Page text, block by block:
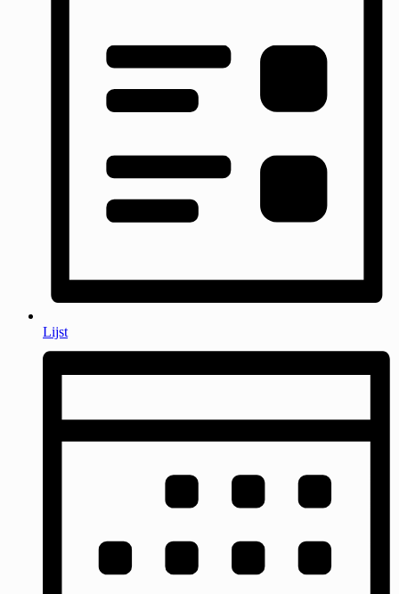
Lijst